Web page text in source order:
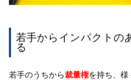
若手からインパクトの
る
若手のうちから裁量権を持ち、様